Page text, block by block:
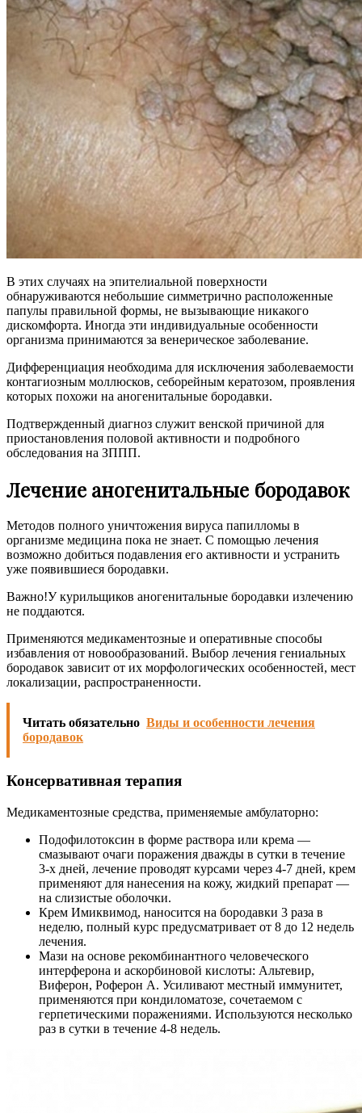
В этих случаях на эпителиальной поверхности
обнаруживаются небольшие симметрично расположенные
папулы правильной формы, не вызывающие никакого
дискомфорта. Иногда эти индивидуальные особенности
организма принимаются за венерическое заболевание.
Дифференциация необходима для исключения заболеваемости
контагиозным моллюсков, себорейным кератозом, проявления
которых похожи на аногенитальные бородавки.
Подтвержденный диагноз служит венской причиной для
приостановления половой активности и подробного
обследования на ЗППП.
Лечение аногенитальные бородавок
Методов полного уничтожения вируса папилломы в
организме медицина пока не знает. С помощью лечения
возможно добиться подавления его активности и устранить
уже появившиеся бородавки.
Важно!У курильщиков аногенитальные бородавки излечению
не поддаются.
Применяются медикаментозные и оперативные способы
избавления от новообразований. Выбор лечения гениальных
бородавок зависит от их морфологических особенностей, мест
локализации, распространенности.
Читать обязательно Виды и особенности лечения
бородавок
Консервативная терапия
Медикаментозные средства, применяемые амбулаторно:
Подофилотоксин в форме раствора или крема —
смазывают очаги поражения дважды в сутки в течение
3-х дней, лечение проводят курсами через 4-7 дней, крем
применяют для нанесения на кожу, жидкий препарат —
на слизистые оболочки.
Крем Имиквимод, наносится на бородавки 3 раза в
неделю, полный курс предусматривает от 8 до 12 недель
лечения.
Мази на основе рекомбинантного человеческого
интерферона и аскорбиновой кислоты: Альтевир,
Виферон, Роферон А. Усиливают местный иммунитет,
применяются при кондиломатозе, сочетаемом с
герпетическими поражениями. Используются несколько
раз в сутки в течение 4-8 недель.